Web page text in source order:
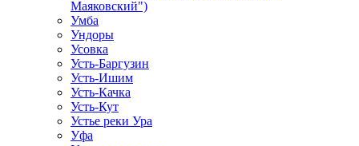
Маяковский")
Умба
Ундоры
Усовка
Усть-Баргузин
Усть-Ишим
Усть-Качка
Усть-Кут
Устье реки Ура
Уфа